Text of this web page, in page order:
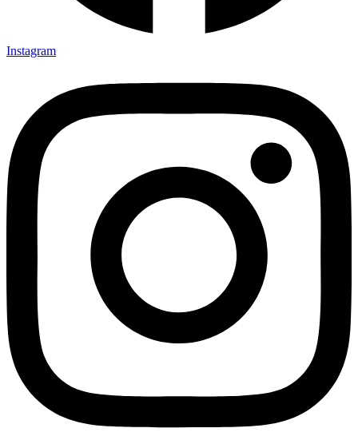
Instagram